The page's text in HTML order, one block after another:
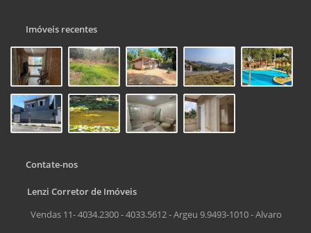
Imóveis recentes
Contate-nos
Lenzi Corretor de Imóveis
Vendas 11- 4034.2300 - 4033.5612 - Argeu 9.9493-1010 - Alvaro